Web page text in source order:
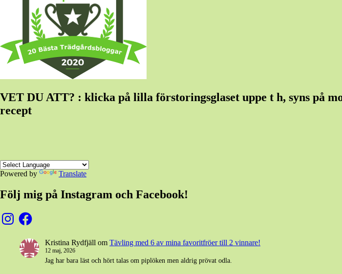
VET DU ATT? : klicka på lilla förstoringsglaset uppe t h, syns på
recept
Powered by Translate
Följ mig på Instagram och Facebook!
InstagramFacebook
Kristina Rydfjäll om Tävling med 6 av mina favoritfröer till 2 vinnare!
12 maj, 2026
Jag har bara läst och hört talas om piplöken men aldrig prövat odla.